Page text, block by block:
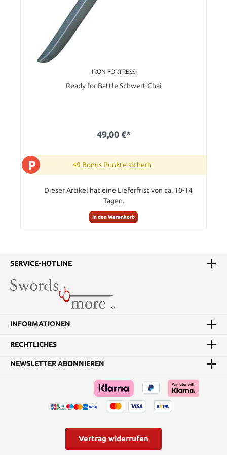
IRON FORTRESS
Ready for Battle Schwert Chai
49,00 €*
P 49 Bonus Punkte sichern
Dieser Artikel hat eine Lieferfrist von ca. 10-14
Tagen.
In den Warenkorb
SERVICE-HOTLINE
INFORMATIONEN
RECHTLICHES
NEWSLETTER ABONNIEREN
Vertrag widerrufen